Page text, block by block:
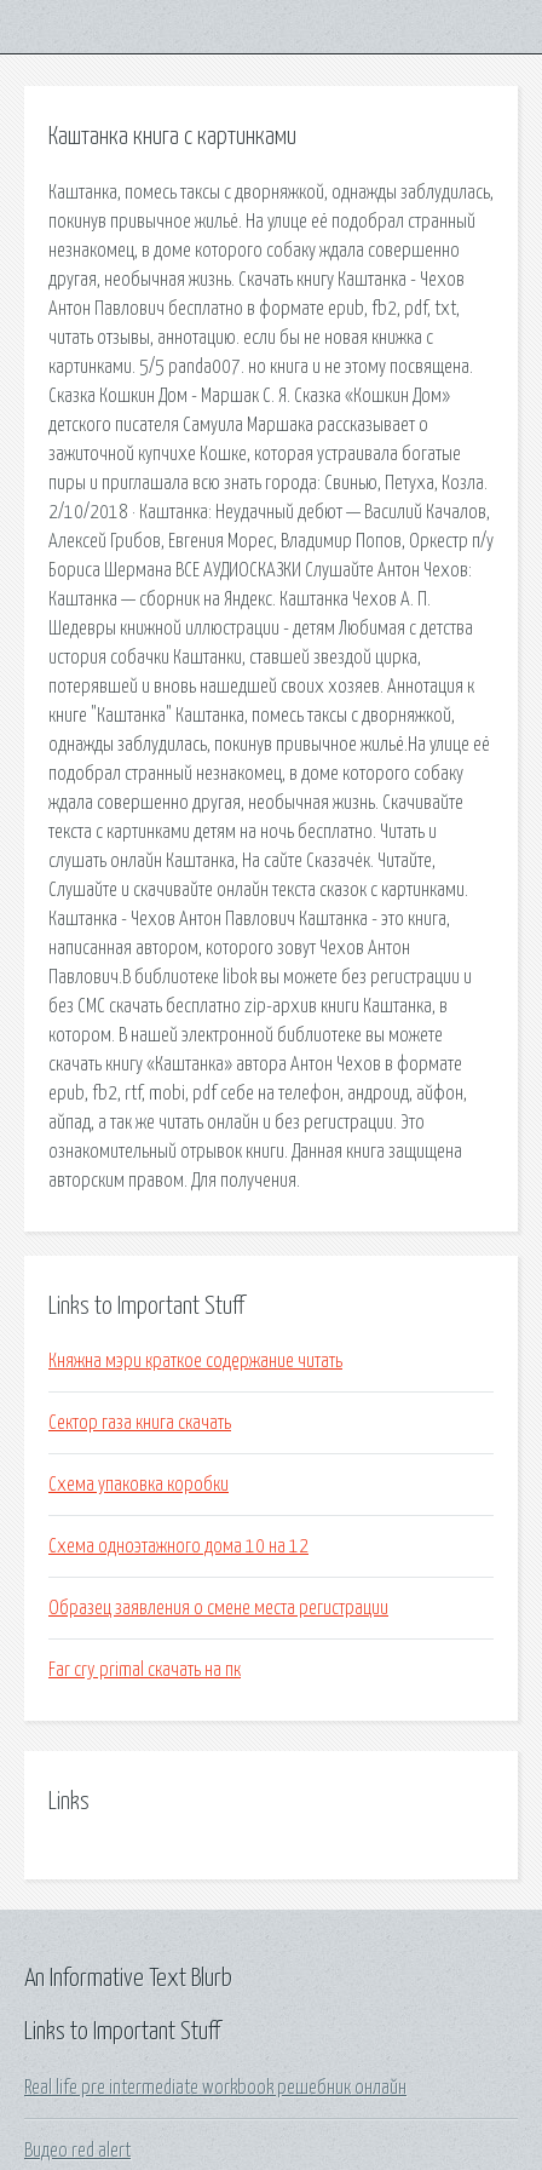
Каштанка книга с картинками
Каштанка, помесь таксы с дворняжкой, однажды заблудилась,
покинув привычное жильё. На улице её подобрал странный
незнакомец, в доме которого собаку ждала совершенно
другая, необычная жизнь. Скачать книгу Каштанка - Чехов
Антон Павлович бесплатно в формате epub, fb2, pdf, txt,
читать отзывы, аннотацию. если бы не новая книжка с
картинками. 5/5 panda007. но книга и не этому посвящена.
Сказка Кошкин Дом - Маршак С. Я. Сказка «Кошкин Дом»
детского писателя Самуила Маршака рассказывает о
зажиточной купчихе Кошке, которая устраивала богатые
пиры и приглашала всю знать города: Свинью, Петуха, Козла.
2/10/2018 · Каштанка: Неудачный дебют — Василий Качалов,
Алексей Грибов, Евгения Морес, Владимир Попов, Оркестр п/у
Бориса Шермана ВСЕ АУДИОСКАЗКИ Слушайте Антон Чехов:
Каштанка — сборник на Яндекс. Каштанка Чехов А. П.
Шедевры книжной иллюстрации - детям Любимая с детства
история собачки Каштанки, ставшей звездой цирка,
потерявшей и вновь нашедшей своих хозяев. Аннотация к
книге "Каштанка" Каштанка, помесь таксы с дворняжкой,
однажды заблудилась, покинув привычное жильё.На улице её
подобрал странный незнакомец, в доме которого собаку
ждала совершенно другая, необычная жизнь. Скачивайте
текста с картинками детям на ночь бесплатно. Читать и
слушать онлайн Каштанка, На сайте Сказачёк. Читайте,
Слушайте и скачивайте онлайн текста сказок с картинками.
Каштанка - Чехов Антон Павлович Каштанка - это книга,
написанная автором, которого зовут Чехов Антон
Павлович.В библиотеке libok вы можете без регистрации и
без СМС скачать бесплатно zip-архив книги Каштанка, в
котором. В нашей электронной библиотеке вы можете
скачать книгу «Каштанка» автора Антон Чехов в формате
epub, fb2, rtf, mobi, pdf себе на телефон, андроид, айфон,
айпад, а так же читать онлайн и без регистрации. Это
ознакомительный отрывок книги. Данная книга защищена
авторским правом. Для получения.
Links to Important Stuff
Княжна мэри краткое содержание читать
Сектор газа книга скачать
Схема упаковка коробки
Схема одноэтажного дома 10 на 12
Образец заявления о смене места регистрации
Far cry primal скачать на пк
Links
Links to Important Stuff
Real life pre intermediate workbook решебник онлайн
Видео red alert
An Informative Text Blurb